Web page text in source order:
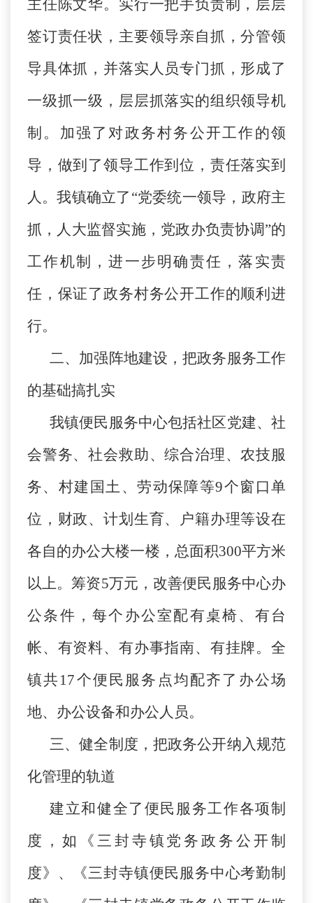
主任陈文华。实行一把手负责制，层层
签订责任状，主要领导亲自抓，分管领
导具体抓，并落实人员专门抓，形成了
一级抓一级，层层抓落实的组织领导机
制。加强了对政务村务公开工作的领
导，做到了领导工作到位，责任落实到
人。我镇确立了“党委统一领导，政府主
抓，人大监督实施，党政办负责协调”的
工作机制，进一步明确责任，落实责
任，保证了政务村务公开工作的顺利进
行。
二、加强阵地建设，把政务服务工作
的基础搞扎实
我镇便民服务中心包括社区党建、社
会警务、社会救助、综合治理、农技服
务、村建国土、劳动保障等9个窗口单
位，财政、计划生育、户籍办理等设在
各自的办公大楼一楼，总面积300平方米
以上。筹资5万元，改善便民服务中心办
公条件，每个办公室配有桌椅、有台
帐、有资料、有办事指南、有挂牌。全
镇共17个便民服务点均配齐了办公场
地、办公设备和办公人员。
三、健全制度，把政务公开纳入规范
化管理的轨道
建立和健全了便民服务工作各项制
度，如《三封寺镇党务政务公开制
度》、《三封寺镇便民服务中心考勤制